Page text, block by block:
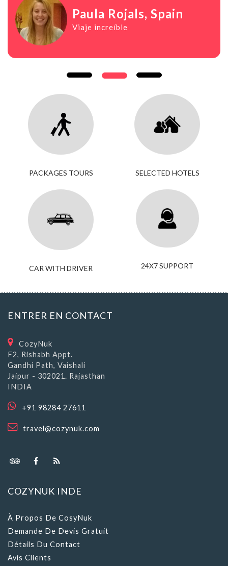
Paula Rojals, Spain
Viaje increíble
PACKAGES TOURS SELECTED HOTELS
CAR WITH DRIVER 24X7 SUPPORT
ENTRER EN CONTACT
CozyNuk
F2, Rishabh Appt.
Gandhi Path, Vaishali
Jaipur - 302021. Rajasthan
INDIA
+91 98284 27611
travel@cozynuk.com
COZYNUK INDE
À Propos De CosyNuk
Demande De Devis Gratuit
Détails Du Contact
Avis Clients